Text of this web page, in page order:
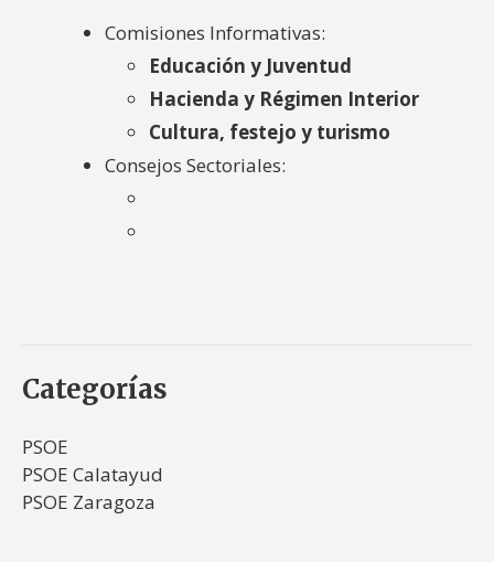
Comisiones Informativas:
Educación y Juventud
Hacienda y Régimen Interior
Cultura, festejo y turismo
Consejos Sectoriales:
Categorías
PSOE
PSOE Calatayud
PSOE Zaragoza